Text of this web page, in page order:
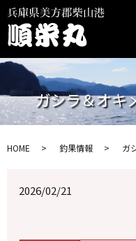
ガシラ＆オキ
HOME 釣果情報 ガ
2026/02/21